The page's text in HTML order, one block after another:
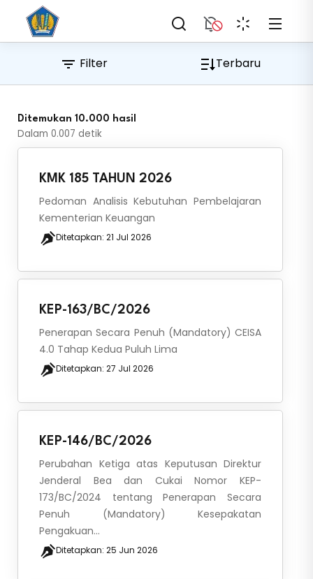
Filter Terbaru
Ditemukan 10.000 hasil
Dalam 0.007 detik
KMK 185 TAHUN 2026
Pedoman Analisis Kebutuhan Pembelajaran
Kementerian Keuangan
Ditetapkan: 21 Jul 2026
KEP-163/BC/2026
Penerapan Secara Penuh (Mandatory) CEISA
4.0 Tahap Kedua Puluh Lima
Ditetapkan: 27 Jul 2026
KEP-146/BC/2026
Perubahan Ketiga atas Keputusan Direktur
Jenderal Bea dan Cukai Nomor KEP-
173/BC/2024 tentang Penerapan Secara
Penuh (Mandatory) Kesepakatan
Pengakuan...
Ditetapkan: 25 Jun 2026